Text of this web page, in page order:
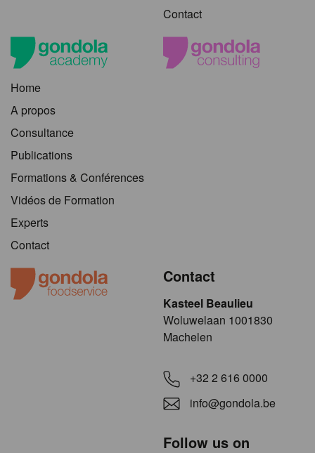
Contact
Home
A propos
Consultance
Publications
Formations & Conférences
Vidéos de Formation
Experts
Contact
Contact
Kasteel Beaulieu
​​​Woluwelaan 1001830
Machelen
+32 2 616 0000
info@gondola.be
Follow us on